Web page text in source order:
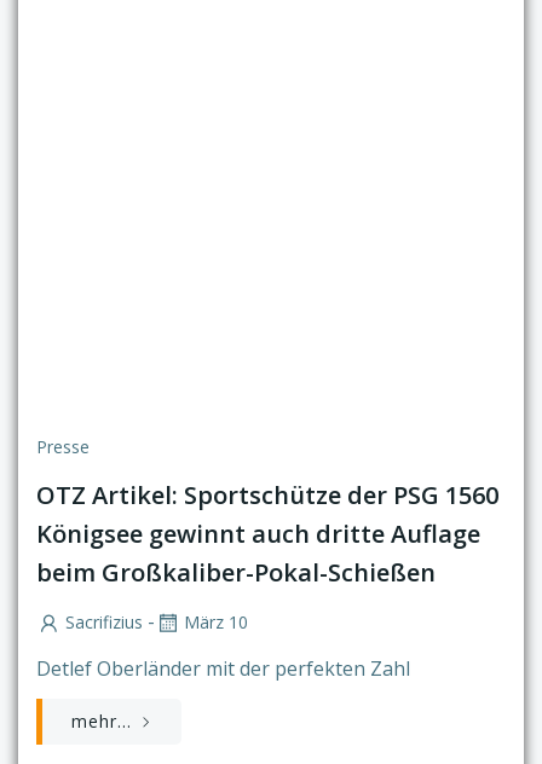
Presse
OTZ Artikel: Sportschütze der PSG 1560
Königsee gewinnt auch dritte Auflage
beim Großkaliber-Pokal-Schießen
Sacrifizius - März 10
Detlef Oberländer mit der perfekten Zahl
mehr...